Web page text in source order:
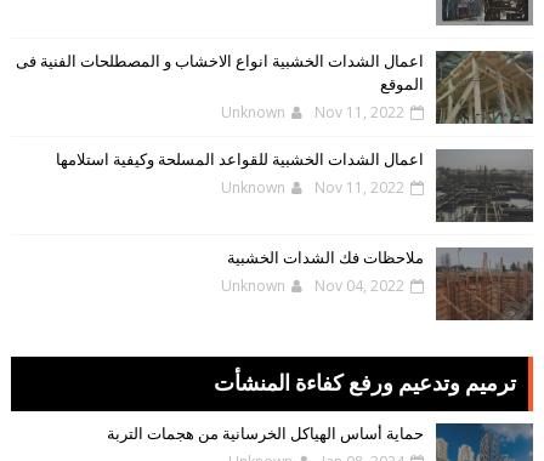
اعمال الشدات الخشبية انواع الاخشاب و المصطلحات الفنية فى
الموقع
Unknown Nov 11, 2022
اعمال الشدات الخشبية للقواعد المسلحة وكيفية استلامها
Unknown Nov 11, 2022
ملاحظات فك الشدات الخشبية
Unknown Nov 04, 2022
ترميم وتدعيم ورفع كفاءة المنشأت
حماية أساس الهياكل الخرسانية من هجمات التربة